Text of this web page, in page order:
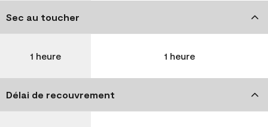
Sec au toucher
1 heure 1 heure
Délai de recouvrement